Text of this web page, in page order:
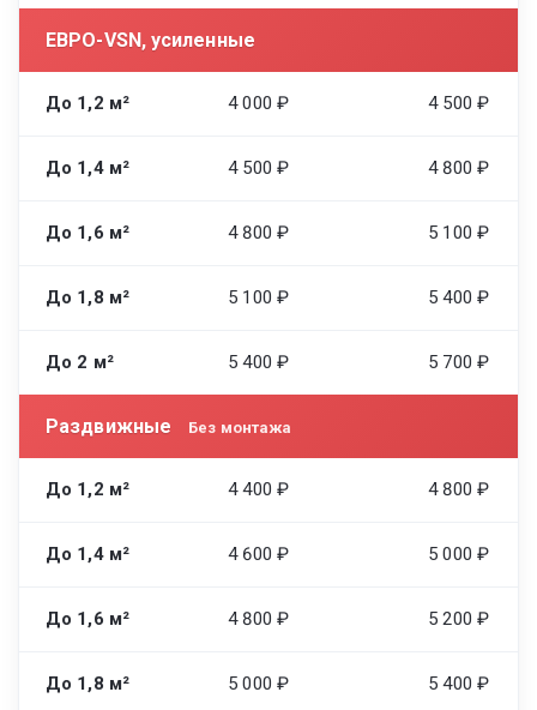
ЕВРО-VSN, усиленные
До 1,2 м² 4 000 ₽ 4 500 ₽
До 1,4 м² 4 500 ₽ 4 800 ₽
До 1,6 м² 4 800 ₽ 5 100 ₽
До 1,8 м² 5 100 ₽ 5 400 ₽
До 2 м² 5 400 ₽ 5 700 ₽
Раздвижные Без монтажа
До 1,2 м² 4 400 ₽ 4 800 ₽
До 1,4 м² 4 600 ₽ 5 000 ₽
До 1,6 м² 4 800 ₽ 5 200 ₽
До 1,8 м² 5 000 ₽ 5 400 ₽